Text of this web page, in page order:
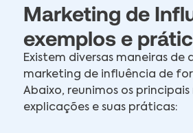
Marketing de
exemplos e
Existem diversas maneiras de
marketing de influência de
Abaixo, reunimos os
explicações e suas práticas: